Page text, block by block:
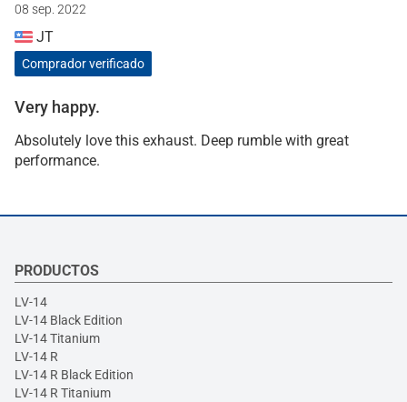
08 sep. 2022
JT
Comprador verificado
Very happy.
Absolutely love this exhaust. Deep rumble with great
performance.
PRODUCTOS
LV-14
LV-14 Black Edition
LV-14 Titanium
LV-14 R
LV-14 R Black Edition
LV-14 R Titanium